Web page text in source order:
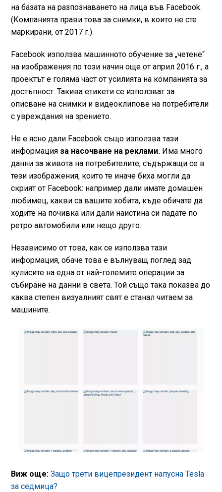
на базата на разпознаването на лица във Facebook.
(Компанията прави това за снимки, в които не сте
маркирани, от 2017 г.)
Facebook използва машинното обучение за „четене“
на изображения по този начин още от април 2016 г., а
проектът е голяма част от усилията на компанията за
достъпност. Такива етикети се използват за
описване на снимки и видеоклипове на потребители
с увреждания на зрението.
Не е ясно дали Facebook също използва тази
информация за насочване на реклами.Има много
данни за живота на потребителите, съдържащи се в
тези изображения, които те иначе биха могли да
скрият от Facebook: например дали имате домашен
любимец, какви са вашите хобита, къде обичате да
ходите на почивка или дали наистина си падате по
ретро автомобили или нещо друго.
Независимо от това, как се използва тази
информация, обаче това е вълнуващ поглед зад
кулисите на една от най-големите операции за
събиране на данни в света. Той също така показва до
каква степен визуалният свят е станал читаем за
машините.
Виж още: Защо трети вицепрезидент напусна Tesla
за седмица?